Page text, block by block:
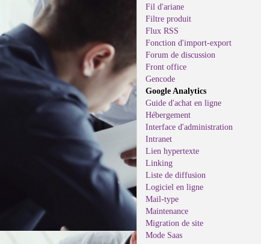
Fil d'ariane
Filtre produit
Flux RSS
Fonction d'import-export
Forum de discussion
Front office
Gencode
Google Analytics
Guide d'achat en ligne
Hébergement
Interface d'administration
Intranet
Lien hypertexte
Linking
Liste de diffusion
Logiciel en ligne
Mail-type
Maintenance
Migration de site
Mode Saas